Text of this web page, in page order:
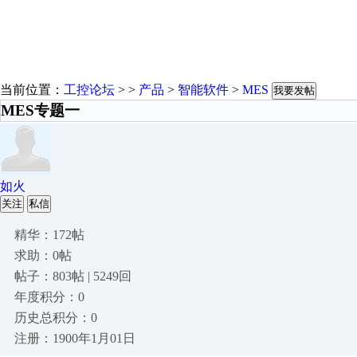
当前位置： 工控论坛 > > 产品 > 智能软件 > MES 我要发帖
MES专题一
如火
关注 私信
精华：172帖
求助：0帖
帖子：803帖 | 5249回
年度积分：0
历史总积分：0
注册：1900年1月01日